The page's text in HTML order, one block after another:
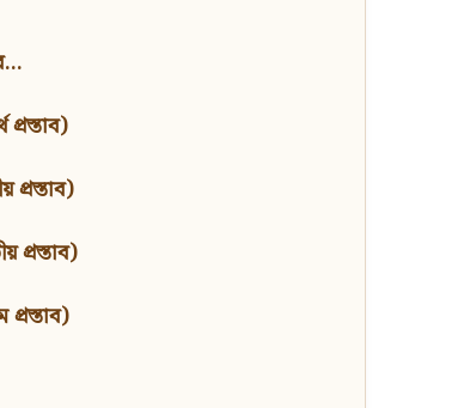
প্রস্তাব)
প্রস্তাব)
প্রস্তাব)